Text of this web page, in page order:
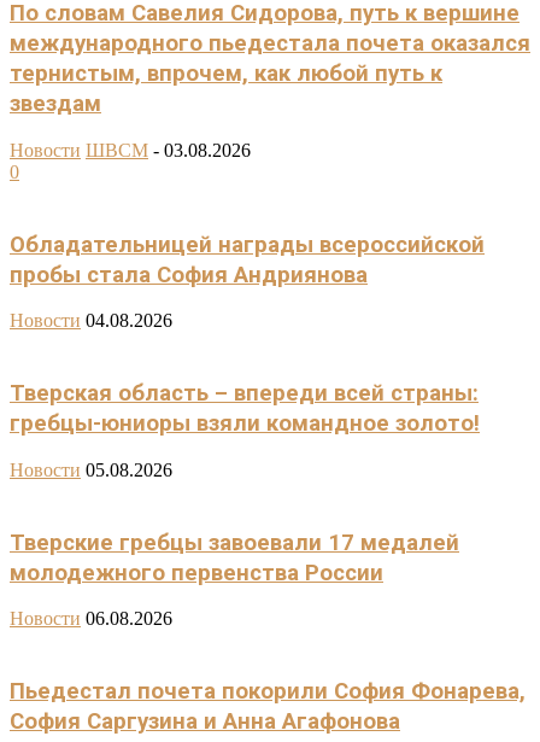
По словам Савелия Сидорова, путь к вершине
международного пьедестала почета оказался
тернистым, впрочем, как любой путь к
звездам
Новости ШВСМ - 03.08.2026
0
Обладательницей награды всероссийской
пробы стала София Андриянова
Новости 04.08.2026
Тверская область – впереди всей страны:
гребцы-юниоры взяли командное золото!
Новости 05.08.2026
Тверские гребцы завоевали 17 медалей
молодежного первенства России
Новости 06.08.2026
Пьедестал почета покорили София Фонарева,
София Саргузина и Анна Агафонова